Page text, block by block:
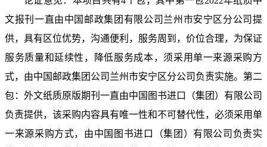
文报刊一直由中国邮政集团有限公司兰州市安宁区分公司提
供，具有区位优势，沟通便利，服务周到，价位合理，为保证
服务质量和延续性，降低服务成本，须采用单一来源采购方
式，由中国邮政集团公司兰州市安宁区分公司负责实施。第二
包：外文纸质原版期刊一直由中国图书进口（集团）有限公司
负责提供，该采购内容具有唯一性和不可替代性，必须采用单
一来源采购方式，由中国图书进口（集团）有限公司负责实